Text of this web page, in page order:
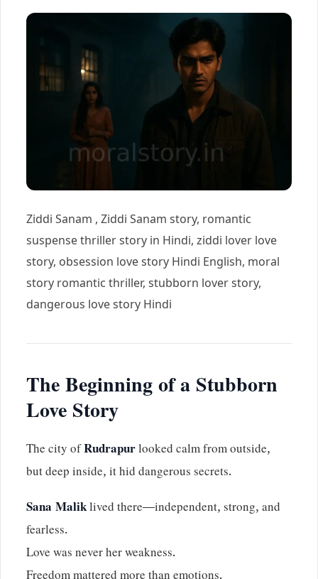
Ziddi Sanam , Ziddi Sanam story, romantic
suspense thriller story in Hindi, ziddi lover love
story, obsession love story Hindi English, moral
story romantic thriller, stubborn lover story,
dangerous love story Hindi
The Beginning of a Stubborn
Love Story
The city ofRudrapurlooked calm from outside,
but deep inside, it hid dangerous secrets.
Sana Maliklived there—independent, strong, and
fearless.
Love was never her weakness.